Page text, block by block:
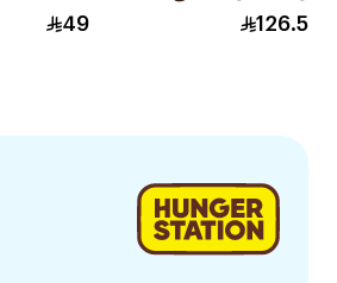
50مل
126.5
رذاذ الصيف 70جرام
49